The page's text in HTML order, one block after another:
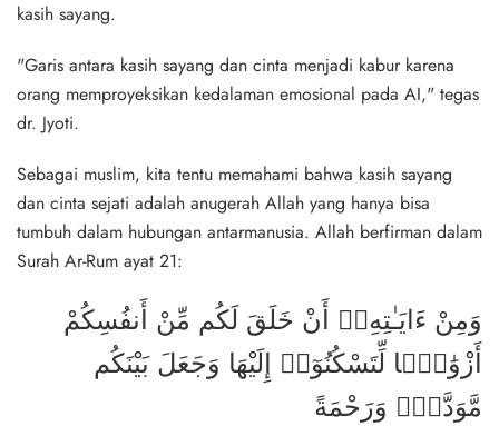
kasih sayang.
"Garis antara kasih sayang dan cinta menjadi kabur karena
orang memproyeksikan kedalaman emosional pada AI," tegas
dr. Jyoti.
Sebagai muslim, kita tentu memahami bahwa kasih sayang
dan cinta sejati adalah anugerah Allah yang hanya bisa
tumbuh dalam hubungan antarmanusia. Allah berfirman dalam
Surah Ar-Rum ayat 21:
وَمِنْ ءَايَـٰتِهِۦٓ أَنْ خَلَقَ لَكُم مِّنْ أَنفُسِكُمْ
أَزْوَٰجًۭا لِّتَسْكُنُوٓا۟ إِلَيْهَا وَجَعَلَ بَيْنَكُم
مَّوَدَّةًۭ وَرَحْمَةً